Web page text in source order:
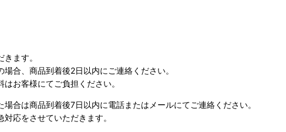
ます。
場合、商品到着後2日以内にご連絡ください。
お客様にてご負担ください。
合は商品到着後7日以内に電話またはメールにてご連絡ください。
応をさせていただきます。